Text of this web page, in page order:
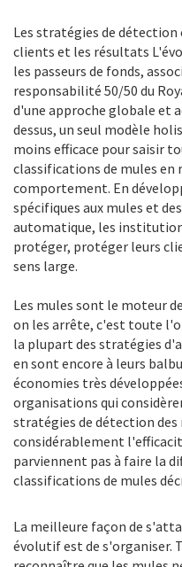
Les stratégies de
clients et les résultats
les passeurs de fonds,
responsabilité 50/50 du
d'une approche globale et
dessus, un seul modèle
moins efficace pour saisir
classifications de mules en
comportement. En
spécifiques aux mules et
automatique, les
protéger, protéger leurs
sens large.
Les mules sont le moteur
on les arrête, c'est toute
la plupart des stratégies
en sont encore à leurs
économies très
organisations qui
stratégies de détection
considérablement
parviennent pas à faire la
classifications de mules
La meilleure façon de
évolutif est de s'organiser.